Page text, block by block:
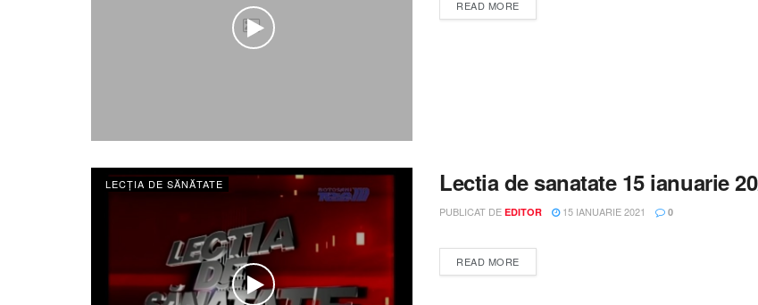
READ MOREDETAILS
LECȚIA DE SĂNĂTATE Lectia de sanatate 15 ianuarie
PUBLICAT DE EDITOR 15 IANUARIE 2021 0
READ MOREDETAILS